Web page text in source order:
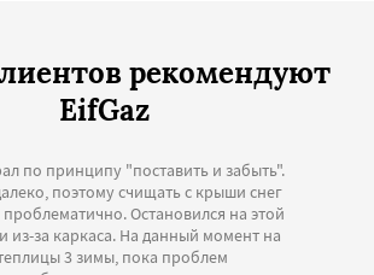
рекомендуют
EifGaz
по принципу "поставить и забыть".
поэтому счищать с крыши снег
Остановился на этой
из-за каркаса. На данный момент на
3 зимы, пока проблем